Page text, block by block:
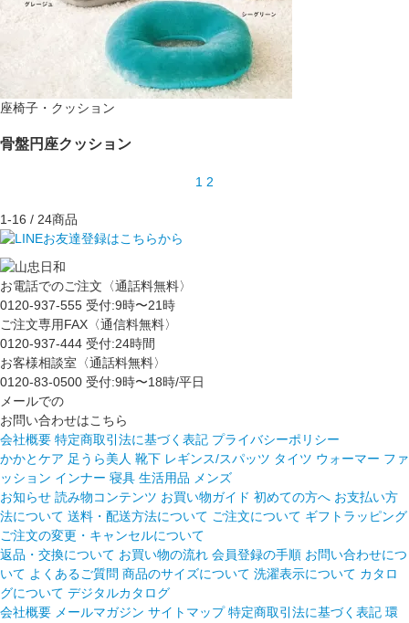
座椅子・クッション
骨盤円座クッション
1 2
1-16 / 24商品
お電話でのご注文〈通話料無料〉
0120-937-555 受付:9時〜21時
ご注文専用FAX〈通信料無料〉
0120-937-444 受付:24時間
お客様相談室〈通話料無料〉
0120-83-0500 受付:9時〜18時/平日
メールでの
お問い合わせはこちら
会社概要 特定商取引法に基づく表記 プライバシーポリシー
かかとケア 足うら美人 靴下 レギンス/スパッツ タイツ ウォーマー ファ
ッション インナー 寝具 生活用品 メンズ
お知らせ 読み物コンテンツ お買い物ガイド 初めての方へ お支払い方
法について 送料・配送方法について ご注文について ギフトラッピング
ご注文の変更・キャンセルについて
返品・交換について お買い物の流れ 会員登録の手順 お問い合わせにつ
いて よくあるご質問 商品のサイズについて 洗濯表示について カタロ
グについて デジタルカタログ
会社概要 メールマガジン サイトマップ 特定商取引法に基づく表記 環